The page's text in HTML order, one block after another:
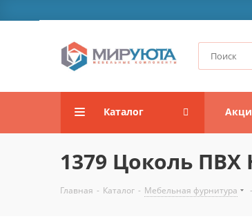
Каталог
1379 Цоколь ПВХ
Главная - Каталог - Мебельная фурнитура -